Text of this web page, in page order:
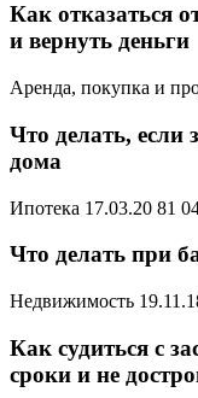
Как отказаться
и вернуть деньги
Аренда, покупка и
Что делать, если
дома
Ипотека 17.03.20 81
Что делать при
Недвижимость
Как судиться с
сроки и не